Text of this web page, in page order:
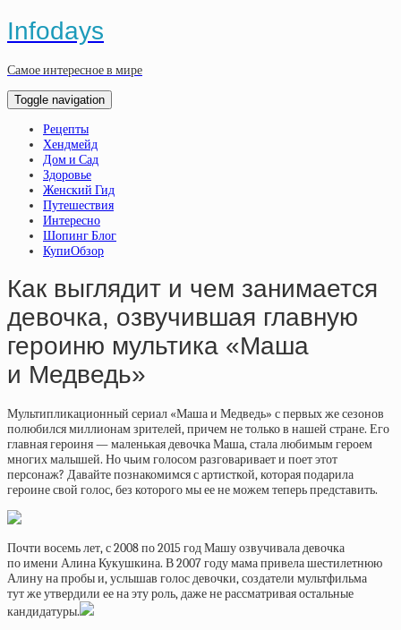
Infodays
Самое интересное в мире
Toggle navigation
Рецепты
Хендмейд
Дом и Сад
Здоровье
Женский Гид
Путешествия
Интересно
Шопинг Блог
КупиОбзор
Как выглядит и чем занимается
девочка, озвучившая главную
героиню мультика «Маша
и Медведь»
Мультипликационный сериал «Маша и Медведь» с первых же сезонов
полюбился миллионам зрителей, причем не только в нашей стране. Его
главная героиня — маленькая девочка Маша, стала любимым героем
многих малышей. Но чьим голосом разговаривает и поет этот
персонаж? Давайте познакомимся с артисткой, которая подарила
героине свой голос, без которого мы ее не можем теперь представить.
Почти восемь лет, с 2008 по 2015 год Машу озвучивала девочка
по имени Алина Кукушкина. В 2007 году мама привела шестилетнюю
Алину на пробы и, услышав голос девочки, создатели мультфильма
тут же утвердили ее на эту роль, даже не рассматривая остальные
кандидатуры.